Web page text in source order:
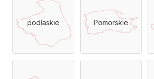
podlaskie Pomorskie